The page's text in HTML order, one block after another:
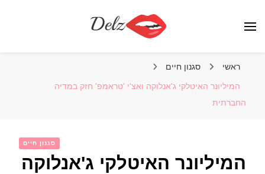
ראשי סגנון חיים
המיליונר האיטלקי ג'אנלוקה ואצ'י 'טראמפ' חזק במדיה
החברתית
סגנון חיים
המיליונר האיטלקי ג'אנלוקה